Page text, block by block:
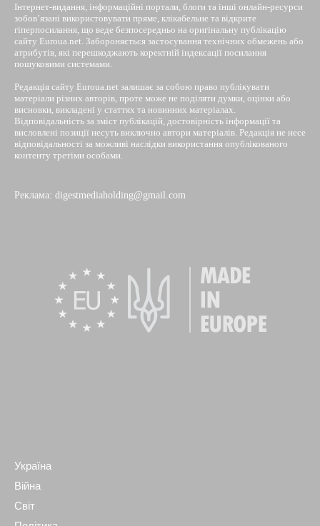
Інтернет-видання, інформаційні портали, блоги та інші онлайн-ресурси
зобов’язані використовувати пряме, клікабельне та відкрите
гіперпосилання, що веде безпосередньо на оригінальну публікацію
сайту Euroua.net. Забороняється застосування технічних обмежень або
атрибутів, які перешкоджають коректній індексації посилання
пошуковими системами.
Редакція сайту Euroua.net залишає за собою право публікувати
матеріали різних авторів, проте може не поділяти думки, оцінки або
висновки, викладені у статтях та новинних матеріалах.
Відповідальність за зміст публікацій, достовірність інформації та
висловлені позиції несуть виключно автори матеріалів. Редакція не несе
відповідальності за можливі наслідки використання опублікованого
контенту третіми особами.
Реклама: digestmediaholding@gmail.com
Україна
Війна
Світ